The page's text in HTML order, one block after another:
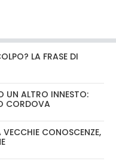
LA FRASE DI
UN ALTRO INNESTO:
CORDOVA
CONOSCENZE,